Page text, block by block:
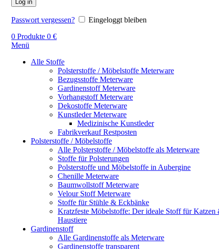
Log in
Passwort vergessen?
Eingeloggt bleiben
0 Produkte 0 €
Menü
Alle Stoffe
Polsterstoffe / Möbelstoffe Meterware
Bezugsstoffe Meterware
Gardinenstoff Meterware
Vorhangstoff Meterware
Dekostoffe Meterware
Kunstleder Meterware
Medizinische Kunstleder
Fabrikverkauf Restposten
Polsterstoffe / Möbelstoffe
Alle Polsterstoffe / Möbelstoffe als Meterware
Stoffe für Polsterungen
Polsterstoffe und Möbelstoffe in Aubergine
Chenille Meterware
Baumwollstoff Meterware
Velour Stoff Meterware
Stoffe für Stühle & Eckbänke
Kratzfeste Möbelstoffe: Der ideale Stoff für Katzen
Haustiere
Gardinenstoff
Alle Gardinenstoffe als Meterware
Gardinenstoffe transparent